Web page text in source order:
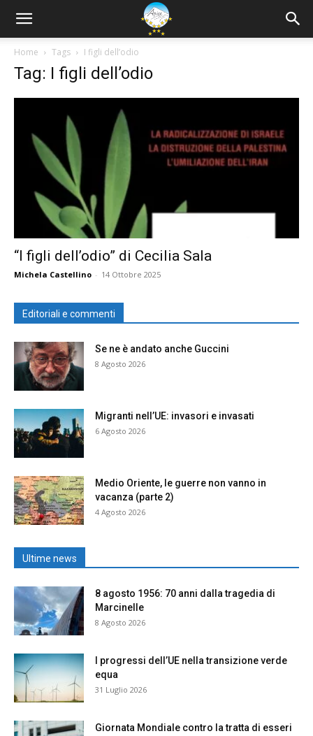
Home Tags I figli dell’odio
Tag: I figli dell’odio
“I figli dell’odio” di Cecilia Sala
Michela Castellino - 14 Ottobre 2025
Editoriali e commenti
Se ne è andato anche Guccini
8 Agosto 2026
Migranti nell’UE: invasori e invasati
6 Agosto 2026
Medio Oriente, le guerre non vanno in
vacanza (parte 2)
4 Agosto 2026
Ultime news
8 agosto 1956: 70 anni dalla tragedia di
Marcinelle
8 Agosto 2026
I progressi dell’UE nella transizione verde
equa
31 Luglio 2026
Giornata Mondiale contro la tratta di esseri